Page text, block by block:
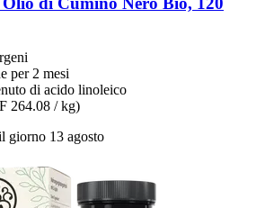
per 2 mesi
di acido linoleico
264.08 / kg)
giorno 13 agosto